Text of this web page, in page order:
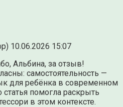
10.06.2026 15:07
Альбина, за отзыв!
самостоятельность —
для ребёнка в современном
помогла раскрыть
в этом контексте.